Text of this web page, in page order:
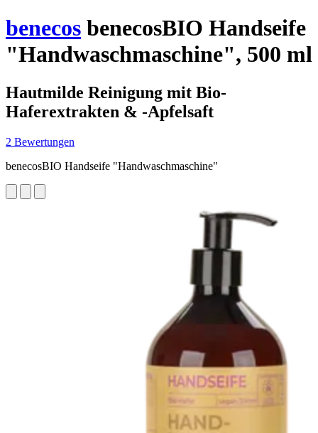
benecos benecosBIO Handseife
"Handwaschmaschine", 500 ml
Hautmilde Reinigung mit Bio-
Haferextrakten & -Apfelsaft
2 Bewertungen
benecosBIO Handseife "Handwaschmaschine"